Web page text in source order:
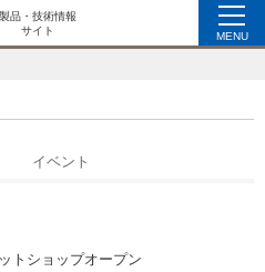
製品・技術情報
サイト
MENU
イベント
トショップオープン